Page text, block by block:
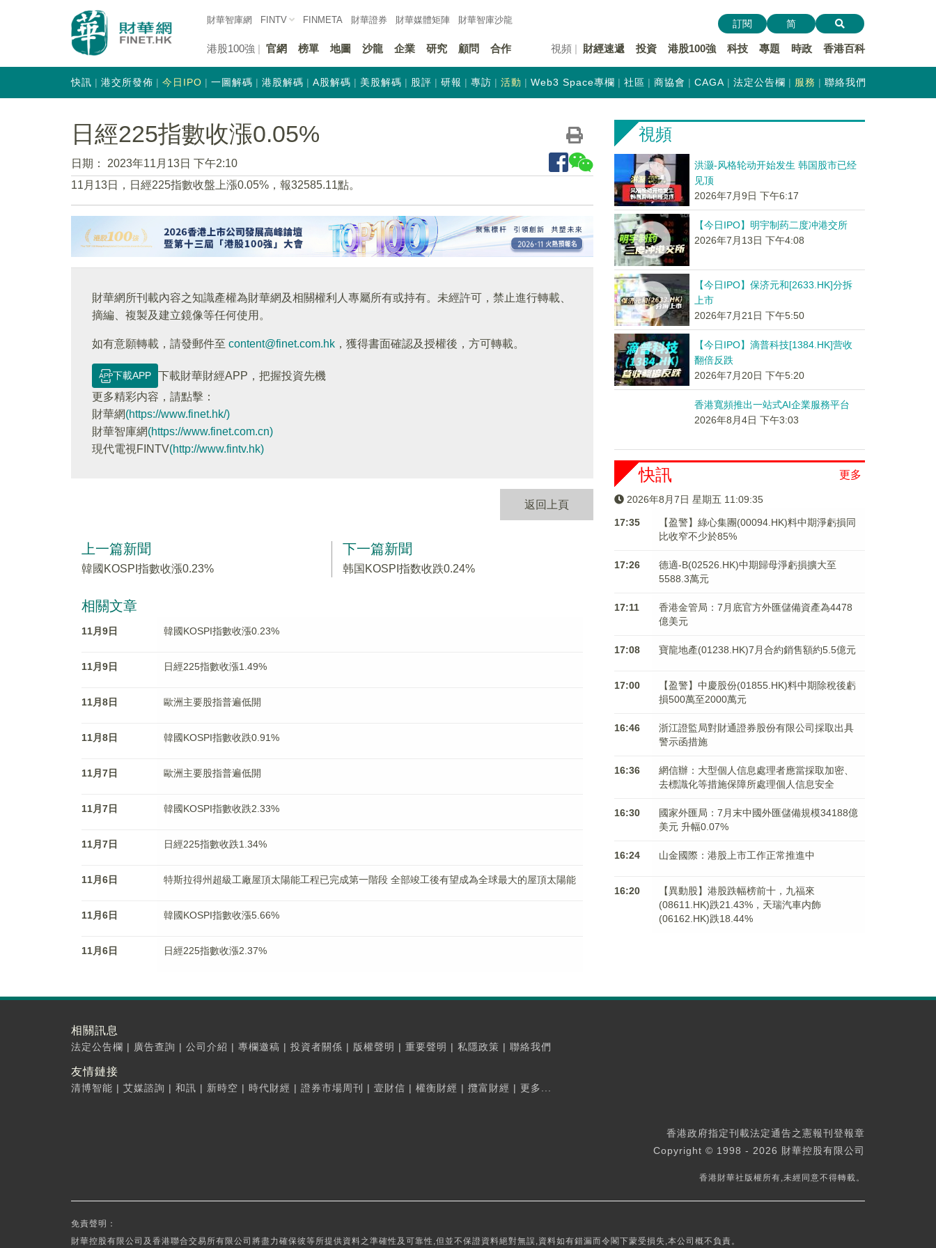
財華智庫網 FINTV FINMETA 財華證券 財華媒體矩陣 財華智庫沙龍
港股100強 官網 榜單 地圖 沙龍 企業 研究 顧問 合作 視頻 財經速遞 投資 港股100強 科技 專題 時政 香港百科
訂閱 简
快訊 港交所發佈 今日IPO 一圖解碼 港股解碼 A股解碼 美股解碼 股評 研報 專訪 活動 Web3 Space專欄 社區 商協會 CAGA 法定公告欄 服務 聯絡我們
日經225指數收漲0.05%
日期：
2023年11月13日 下午2:10
11月13日，日經225指數收盤上漲0.05%，報32585.11點。
財華網所刊載內容之知識產權為財華網及相關權利人專屬所有或持有。未經許可，禁止進行轉載、
摘編、複製及建立鏡像等任何使用。
如有意願轉載，請發郵件至 content@finet.com.hk ，獲得書面確認及授權後，方可轉載。
下載APP
下載財華財經APP，把握投資先機
更多精彩内容，請點擊：
財華網(https://www.finet.hk/)
財華智庫網(https://www.finet.com.cn)
現代電視FINTV(http://www.fintv.hk)
返回上頁
上一篇新聞
韓國KOSPI指數收漲0.23%
下一篇新聞
韩国KOSPI指数收跌0.24%
相關文章
11月9日 韓國KOSPI指數收漲0.23%
11月9日 日經225指數收漲1.49%
11月8日 歐洲主要股指普遍低開
11月8日 韓國KOSPI指數收跌0.91%
11月7日 歐洲主要股指普遍低開
11月7日 韓國KOSPI指數收跌2.33%
11月7日 日經225指數收跌1.34%
11月6日 特斯拉得州超級工廠屋頂太陽能工程已完成第一階段 全部竣工後有望成為全球最大的屋頂太陽能
11月6日 韓國KOSPI指數收漲5.66%
11月6日 日經225指數收漲2.37%
視頻
洪灏-风格轮动开始发生 韩国股市已经
见顶
2026年7月9日 下午6:17
【今日IPO】明宇制药二度冲港交所
2026年7月13日 下午4:08
【今日IPO】保济元和[2633.HK]分拆
上市
2026年7月21日 下午5:50
【今日IPO】滴普科技[1384.HK]营收
翻倍反跌
2026年7月20日 下午5:20
香港寬頻推出一站式AI企業服務平台
2026年8月4日 下午3:03
更多
快訊
2026年8月7日 星期五 11:09:36
17:35
【盈警】綠心集團(00094.HK)料中期淨虧損同
比收窄不少於85%
17:26
德適-B(02526.HK)中期歸母淨虧損擴大至
5588.3萬元
17:11
香港金管局：7月底官方外匯儲備資產為4478
億美元
17:08 寶龍地產(01238.HK)7月合約銷售額約5.5億元
17:00
【盈警】中慶股份(01855.HK)料中期除稅後虧
損500萬至2000萬元
16:46
浙江證監局對財通證券股份有限公司採取出具
警示函措施
16:36
網信辦：大型個人信息處理者應當採取加密、
去標識化等措施保障所處理個人信息安全
16:30
國家外匯局：7月末中國外匯儲備規模34188億
美元 升幅0.07%
16:24 山金國際：港股上市工作正常推進中
16:20
【異動股】港股跌幅榜前十，九福來
(08611.HK)跌21.43%，天瑞汽車内飾
(06162.HK)跌18.44%
相關訊息
法定公告欄 | 廣告查詢 | 公司介紹 | 專欄邀稿 | 投資者關係 | 版權聲明 | 重要聲明 | 私隱政策 | 聯絡我們
友情鏈接
清博智能 | 艾媒諮詢 | 和訊 | 新時空 | 時代財經 | 證券市場周刊 | 壹財信 | 權衡財經 | 攬富財經 | 更多...
香港政府指定刊載法定通告之憲報刊登報章
Copyright © 1998 - 2026 財華控股有限公司
香港財華社版權所有,未經同意不得轉載。
免責聲明：
財華控股有限公司及香港聯合交易所有限公司將盡力確保彼等所提供資料之準確性及可靠性,但並不保證資料絕對無誤,資料如有錯漏而令閣下蒙受損失,本公司概不負責。